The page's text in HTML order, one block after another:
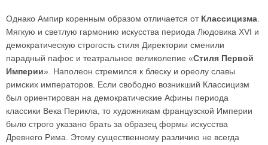
Однако Ампир коренным образом отличается от Классицизма
Мягкую и светлую гармонию искусства периода Людовика XVI и
демократическую строгость стиля Директории сменили
парадный пафос и театральное великолепие «Стиля Первой
Империи». Наполеон стремился к блеску и ореолу славы
римских императоров. Если свободно возникший Классицизм
был ориентирован на демократические Афины периода
классики Века Перикла, то художникам французской Империи
было строго указано брать за образец формы искусства
Древнего Рима. Этому существенному различию не всегда